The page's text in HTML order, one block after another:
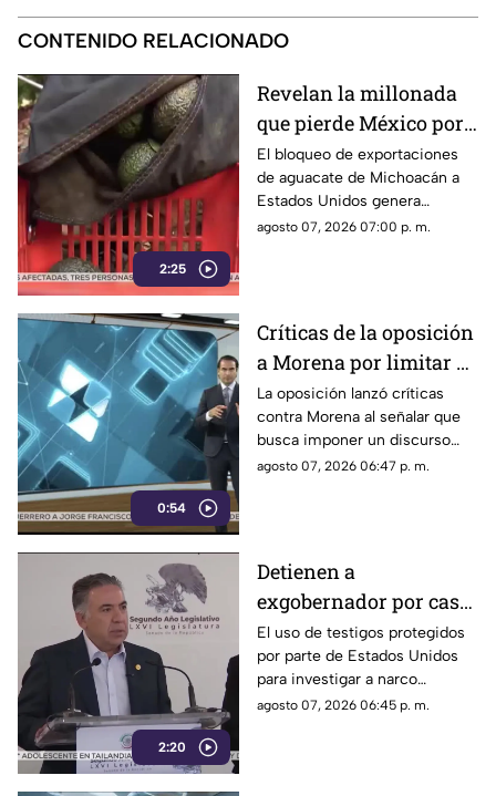
CONTENIDO RELACIONADO
2:25
Revelan la millonada
que pierde México por
el bloqueo de Estados
Unidos al aguacate de
Michoacán
El bloqueo de exportaciones
de aguacate de Michoacán a
Estados Unidos genera
pérdidas millonarias.
agosto 07, 2026 07:00 p. m.
0:54
Críticas de la oposición
a Morena por limitar el
debate político
La oposición lanzó críticas
contra Morena al señalar que
busca imponer un discurso
único y limitar las voces que
agosto 07, 2026 06:47 p. m.
2:20
Detienen a
exgobernador por caso
Ayotzinapa y desaforan
a alcaldes
El uso de testigos protegidos
por parte de Estados Unidos
para investigar a narco
políticos ha sido cuestionado
agosto 07, 2026 06:45 p. m.